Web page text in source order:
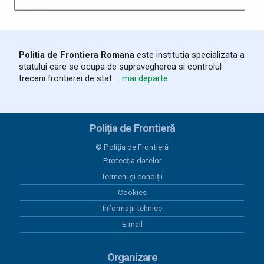
Politia de Frontiera Romana este institutia specializata a
statului care se ocupa de supravegherea si controlul
trecerii frontierei de stat ... mai departe
Poliția de Frontieră
© Poliția de Frontieră
Protecția datelor
Termeni și condiții
Cookies
Informații tehnice
E-mail
Organizare